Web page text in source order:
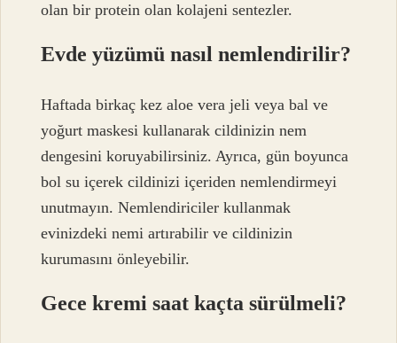
olan bir protein olan kolajeni sentezler.
Evde yüzümü nasıl nemlendirilir?
Haftada birkaç kez aloe vera jeli veya bal ve
yoğurt maskesi kullanarak cildinizin nem
dengesini koruyabilirsiniz. Ayrıca, gün boyunca
bol su içerek cildinizi içeriden nemlendirmeyi
unutmayın. Nemlendiriciler kullanmak
evinizdeki nemi artırabilir ve cildinizin
kurumasını önleyebilir.
Gece kremi saat kaçta sürülmeli?